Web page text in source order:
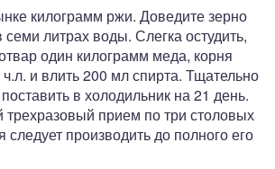
килограмм ржи. Доведите зерно
литрах воды. Слегка остудить,
один килограмм меда, корня
и влить 200 мл спирта. Тщательно
в холодильник на 21 день.
прием по три столовых
следует производить до полного его